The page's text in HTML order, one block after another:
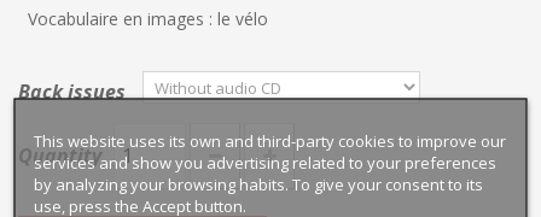
Vocabulaire en images : le vélo
Back issues
Quantity
This website uses its own and third-party cookies to improve our
services and show you advertising related to your preferences
by analyzing your browsing habits. To give your consent to its
use, press the Accept button.